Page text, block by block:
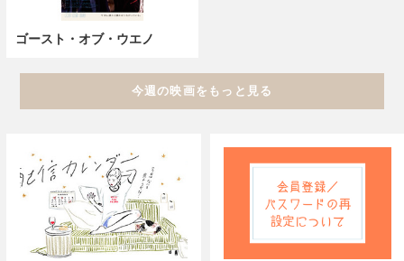
ゴースト・オブ・ウエノ
今週の映画をもっと見る